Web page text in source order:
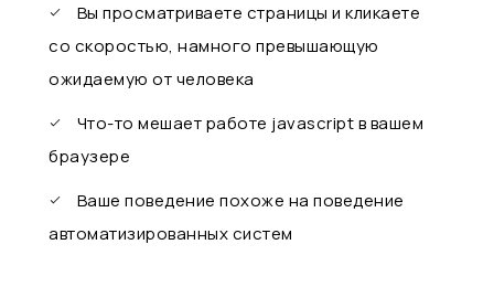
Вы просматриваете страницы и кликаете
со скоростью, намного превышающую
ожидаемую от человека
Что-то мешает работе javascript в вашем
браузере
Ваше поведение похоже на поведение
автоматизированных систем